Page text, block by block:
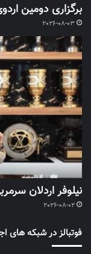
برگزاری دومین
2026-08-03
نیلوفر اردلان
2026-08-02
فوتبالز در شبکه های